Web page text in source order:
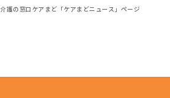
護の窓口ケアまど「ケアまどニュース」ページ